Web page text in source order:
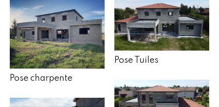
Pose charpente
Pose Tuiles